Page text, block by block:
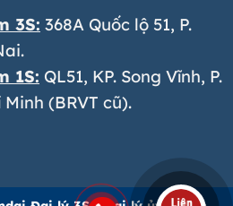
3S: 368A Quốc lộ 51, P.
1S: QL51, KP. Song Vĩnh, P.
Minh (BRVT cũ).